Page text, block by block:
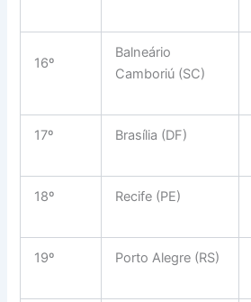
16º
Balneário
Camboriú (SC)
17º Brasília (DF)
18º Recife (PE)
19º Porto Alegre (RS)